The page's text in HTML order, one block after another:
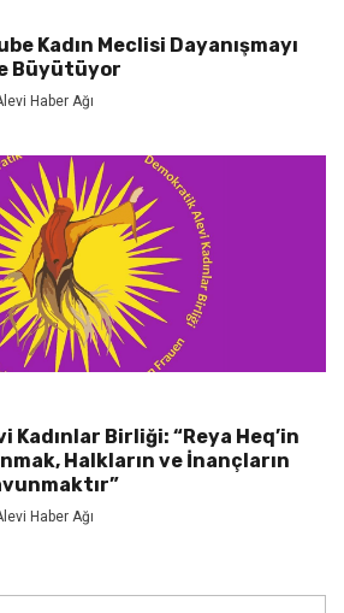
Kadın Meclisi Dayanışmayı
Büyütüyor
Haber Ağı
Kadınlar Birliği: “Reya Heq’in
Halkların ve İnançların
Haber Ağı